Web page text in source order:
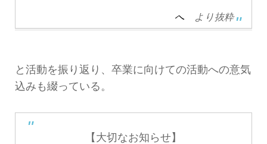
へ より抜粋
と活動を振り返り、卒業に向けての活動への意気
込みも綴っている。
【大切なお知らせ】